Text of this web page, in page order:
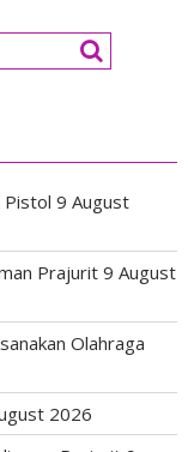
Pistol 9 August
Prajurit 9 August
Olahraga
2026